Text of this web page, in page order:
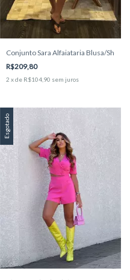
Conjunto Sara Alfaiataria Blusa/Shorts
R$209,80
2 xde R$104,90 sem juros
Esgotado